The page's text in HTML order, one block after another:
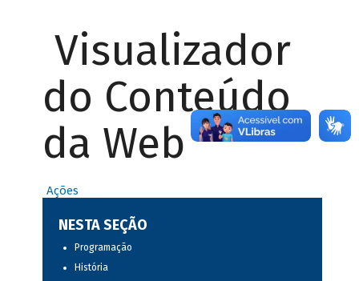
Visualizador
do Conteúdo
da Web
Ações
NESTA SEÇÃO
Programação
História